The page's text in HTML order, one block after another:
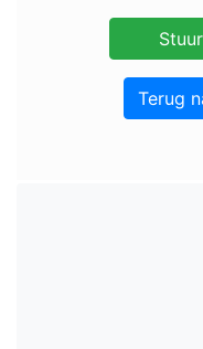
Terug